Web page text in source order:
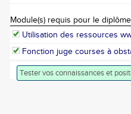
Module(s) requis pour le
Utilisation des ressources
Fonction juge courses à
Tester vos connaissances et